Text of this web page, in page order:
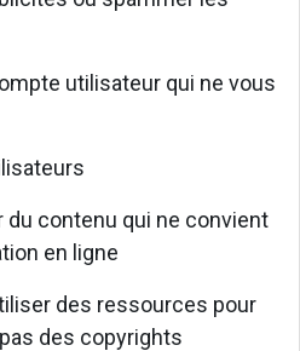
utilisateur qui ne vous
du contenu qui ne convient
en ligne
des ressources pour
des copyrights